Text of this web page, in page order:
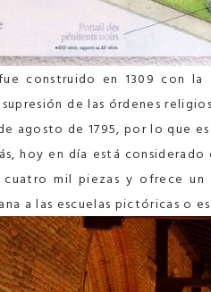
construido en 1309 con la
de las órdenes
agosto de 1795, por lo que
hoy en día está
mil piezas y ofrece
a las escuelas pictóricas o